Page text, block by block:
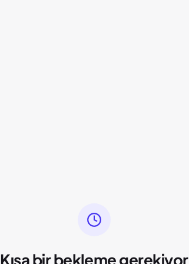
Kısa bir bekleme gerekiyor